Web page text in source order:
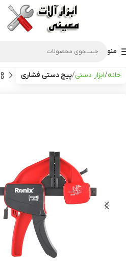
منو
خانه ابزار دستی پیچ دستی فشاری